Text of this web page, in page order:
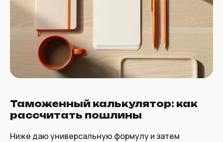
Таможенный калькулятор: как
рассчитать пошлины
Ниже даю универсальную формулу и затем